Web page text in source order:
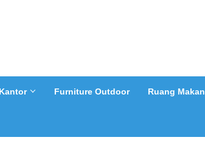
Furniture Outdoor Ruang Makan